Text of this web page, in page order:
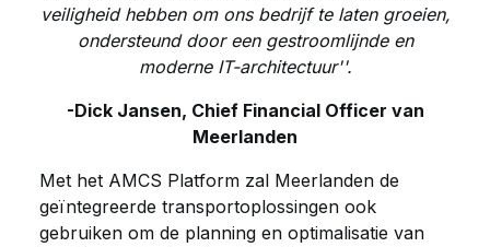
veiligheid hebben om ons bedrijf te laten groeien,
ondersteund door een gestroomlijnde en
moderne IT-architectuur''.
-Dick Jansen, Chief Financial Officer van
Meerlanden
Met het AMCS Platform zal Meerlanden de
geïntegreerde transportoplossingen ook
gebruiken om de planning en optimalisatie van